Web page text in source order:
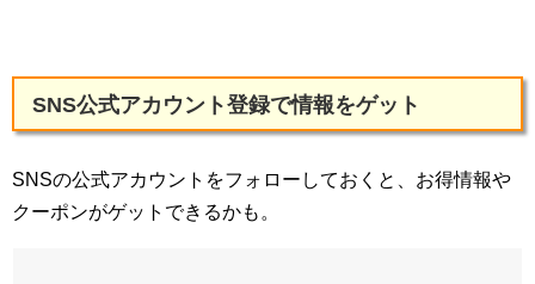
SNS公式アカウント登録で情報をゲット
SNSの公式アカウントをフォローしておくと、お得情報や
クーポンがゲットできるかも。